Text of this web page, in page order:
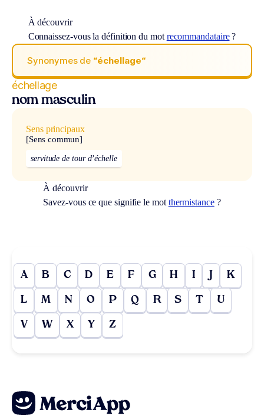
À découvrir
Connaissez-vous la définition du mot recommandataire?
Synonymes de “échellage“
échellage
nom masculin
Sens principaux
[Sens commun]
servitude de tour d’échelle
À découvrir
Savez-vous ce que signifie le mot thermistance?
A B C D E F G H I J K
L M N O P Q R S T U
V W X Y Z